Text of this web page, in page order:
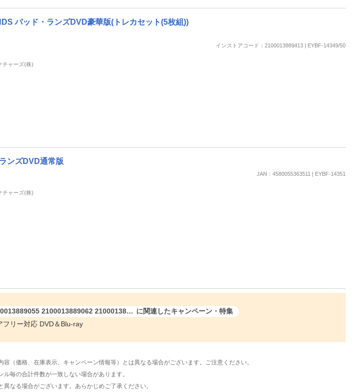
バッド・ランズDVD豪華版(トレカセット(5枚組))
インストアコード：2100013889413 | EYBF-14349/50
チャーズ(株)
ンズDVD通常版
JAN：4580055363511 | EYBF-14351
チャーズ(株)
2100013889055 2100013889062 2100013889406 2100013889413 4580055363498 4580055363511 4580055363528 に関連したキャンペーン・特集
フリー対応 DVD＆Blu-ray
（価格、在庫表示、キャンペーン情報等）とは異なる場合がございます。ご注意ください。
毎の合計件数が一致しない場合があります。
なる場合がございます。あらかじめご了承ください。